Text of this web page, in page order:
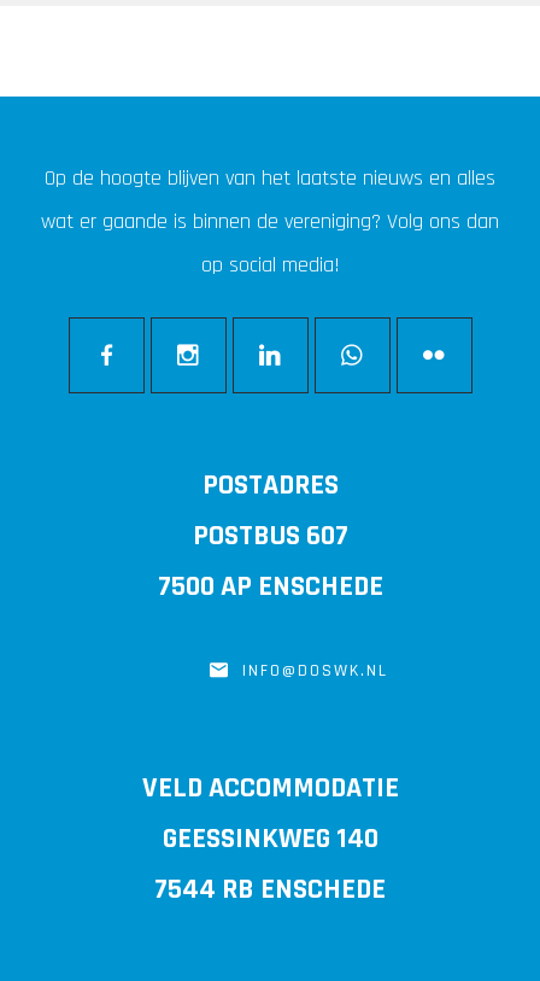
Op de hoogte blijven van het laatste nieuws en alles
wat er gaande is binnen de vereniging? Volg ons dan
op social media!
POSTADRES
POSTBUS 607
7500 AP ENSCHEDE
INFO@DOSWK.NL
VELD ACCOMMODATIE
GEESSINKWEG 140
7544 RB ENSCHEDE